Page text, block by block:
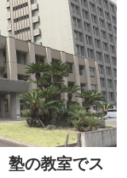
塾の教室でス